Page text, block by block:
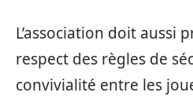
L’association doit aussi
respect des règles de
convivialité entre les